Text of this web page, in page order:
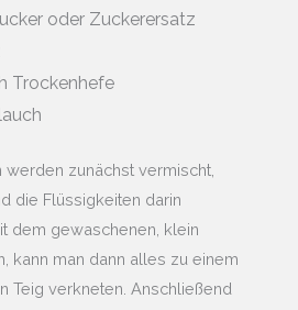
oder Zuckerersatz
Trockenhefe
zunächst vermischt,
die Flüssigkeiten darin
dem gewaschenen, klein
kann man dann alles zu einem
Teig verkneten. Anschließend